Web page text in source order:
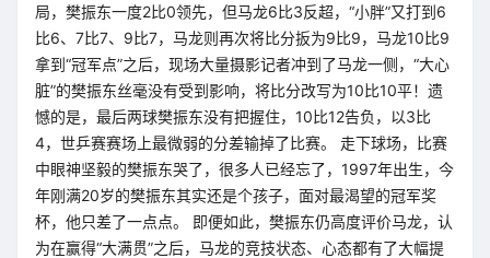
局，樊振东一度2比0领先，但马龙6比3反超，“小胖”又打到6
比6、7比7、9比7，马龙则再次将比分扳为9比9，马龙10比9
拿到“冠军点”之后，现场大量摄影记者冲到了马龙一侧，“大心
脏”的樊振东丝毫没有受到影响，将比分改写为10比10平！遗
憾的是，最后两球樊振东没有把握住，10比12告负，以3比
4，世乒赛赛场上最微弱的分差输掉了比赛。 走下球场，比赛
中眼神坚毅的樊振东哭了，很多人已经忘了，1997年出生，今
年刚满20岁的樊振东其实还是个孩子，面对最渴望的冠军奖
杯，他只差了一点点。 即便如此，樊振东仍高度评价马龙，认
为在赢得“大满贯”之后，马龙的竞技状态、心态都有了大幅提